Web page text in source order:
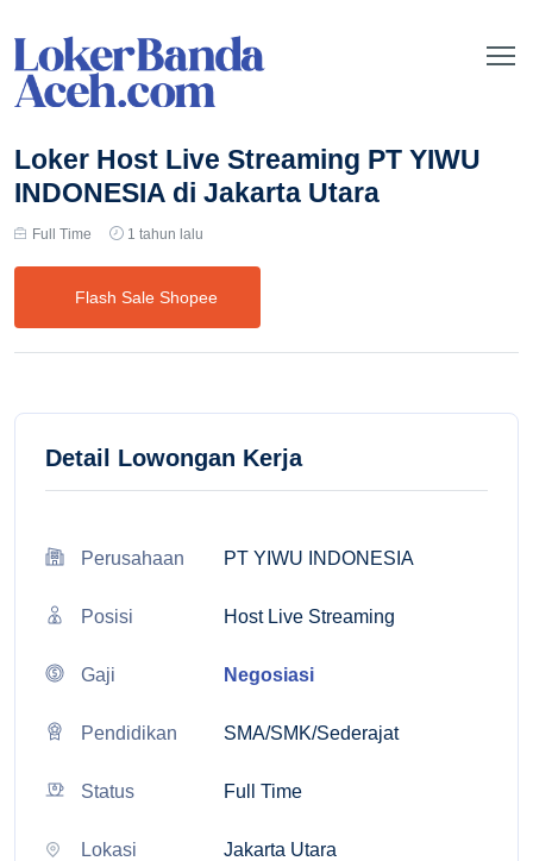
Loker Host Live Streaming PT YIWU
INDONESIA di Jakarta Utara
Full Time 1 tahun lalu
Flash Sale Shopee
Detail Lowongan Kerja
Perusahaan PT YIWU INDONESIA
Posisi Host Live Streaming
Gaji Negosiasi
Pendidikan SMA/SMK/Sederajat
Status Full Time
Lokasi Jakarta Utara